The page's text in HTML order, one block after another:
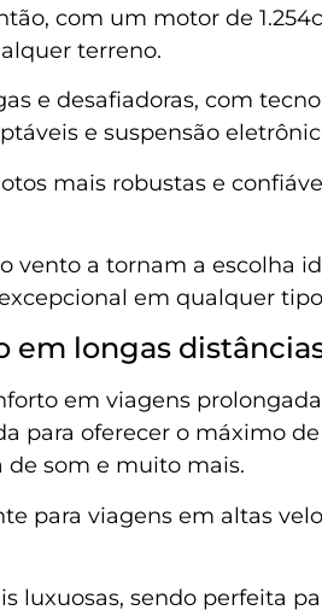
com um motor de
terreno.
e desafiadoras, com
e suspensão
mais robustas e
vento a tornam a escolha
em qualquer
em longas
em viagens
para oferecer o máximo
de som e muito mais.
para viagens em altas
luxuosas, sendo perfeita